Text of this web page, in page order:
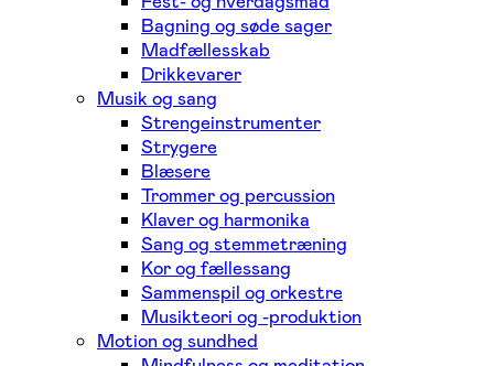
Bagning og søde sager
Madfællesskab
Drikkevarer
Musik og sang
Strengeinstrumenter
Strygere
Blæsere
Trommer og percussion
Klaver og harmonika
Sang og stemmetræning
Kor og fællessang
Sammenspil og orkestre
Musikteori og -produktion
Motion og sundhed